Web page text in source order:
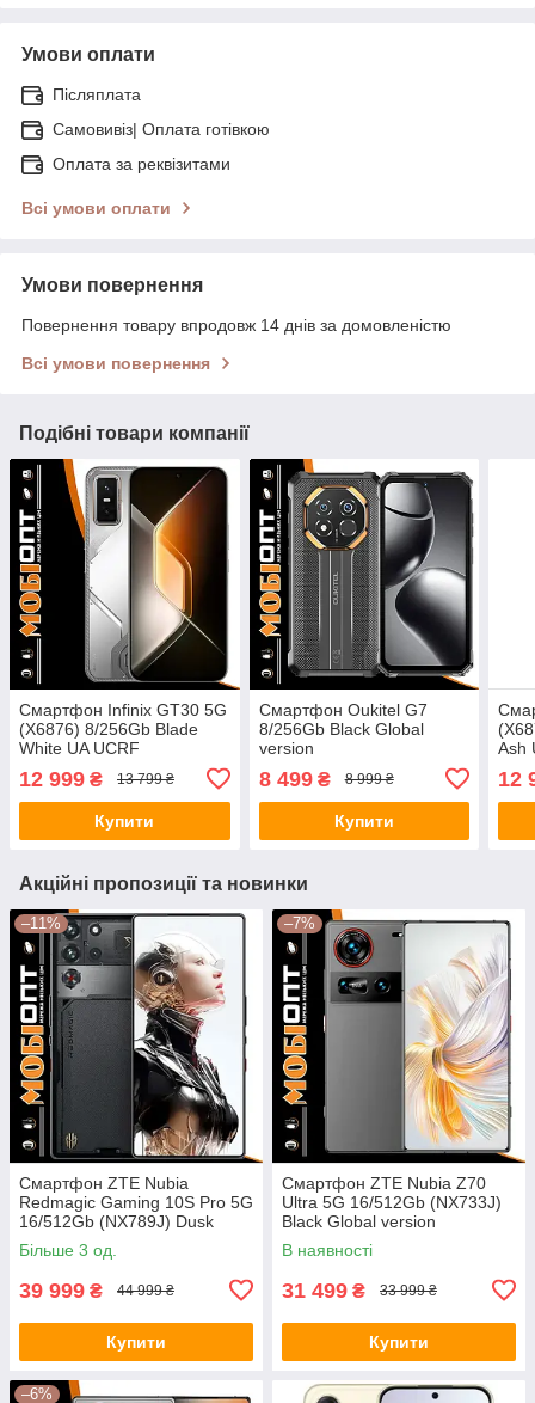
Умови оплати
Післяплата
Самовивіз| Оплата готівкою
Оплата за реквізитами
Всі умови оплати
Умови повернення
Повернення товару впродовж 14 днів за домовленістю
Всі умови повернення
Подібні товари компанії
Смартфон Infinix GT30 5G
(X6876) 8/256Gb Blade
White UA UCRF
12 999 ₴ 13 799 ₴
Купити
Смартфон Oukitel G7
8/256Gb Black Global
version
8 499₴ 8 999 ₴
Купити
Ash
12
Акційні пропозиції та новинки
–11%
Смартфон ZTE Nubia
Redmagic Gaming 10S Pro 5G
16/512Gb (NX789J) Dusk
Global version
Більше 3 од.
39 999 ₴ 44 999 ₴
Купити
–7%
Смартфон ZTE Nubia Z70
Ultra 5G 16/512Gb (NX733J)
Black Global version
В наявності
31 499 ₴ 33 999 ₴
Купити
–6%